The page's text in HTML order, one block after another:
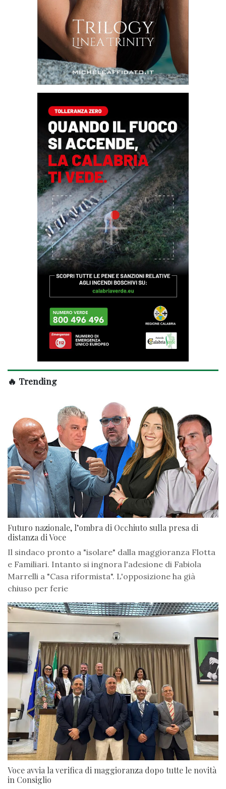
🔥 Trending
Futuro nazionale, l’ombra di Occhiuto sulla presa di
distanza di Voce
Il sindaco pronto a "isolare" dalla maggioranza Flotta
e Familiari. Intanto si ingnora l'adesione di Fabiola
Marrelli a "Casa riformista". L'opposizione ha già
chiuso per ferie
Voce avvia la verifica di maggioranza dopo tutte le novità
in Consiglio